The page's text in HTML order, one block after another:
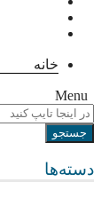
خانه
Menu
دسته‌ها